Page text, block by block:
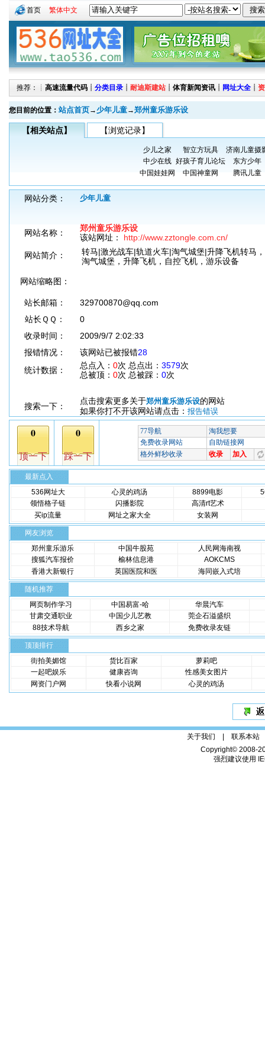
首页 繁体中文
推荐：┊ 高速流量代码 ┊ 分类目录 ┊ 耐迪斯建站 ┊ 体育新闻资讯 ┊ 网址大全 ┊
您目前的位置： 站点首页→少年儿童→郑州童乐游乐设
【相关站点】 【浏览记录】
少儿之家 智立方玩具
济南儿童摄
中少在线 好孩子育儿论坛
东方少年
中国娃娃网
中国神童网 腾讯儿童
网站分类： 少年儿童
网站名称：
郑州童乐游乐设
该站网址： http://www.zztongle.com.cn/
网站简介：
转马|激光战车|轨道火车|淘气城堡|升降飞机转马
淘气城堡，升降飞机，自控飞机，游乐设备
网站缩略图：
站长邮箱：
329700870@qq.com
站长ＱＱ：
0
收录时间：
2009/9/7 2:02:33
报错情况：
该网站已被报错28
统计数据：
总点入： 0次 总点出： 3579次
总被顶： 0次 总被踩： 0次
搜索一下：
点击搜索更多关于郑州童乐游乐设的网站
如果你打不开该网站请点击： 报告错误
最新点入
536网址大
心灵的鸡汤 8899电影
领悟格子链
闪播影院
高清rt艺术
买ip流量
网址之家大全 女装网
网友浏览
郑州童乐游乐
中国牛股苑
人民网海南视
搜狐汽车报价
榆林信息港
AOKCMS
香港大新银行
英国医院和医 海同嵌入式培
随机推荐
网页制作学习
中国易富-哈
华晨汽车
甘肃交通职业
中国少儿艺教
莞企石溢盛织
88技术导航
西乡之家 免费收录友链
顶顶排行
街拍美媚馆
货比百家
萝莉吧
一起吧娱乐
健康咨询
性感美女图片
网资门户网
快看小说网 心灵的鸡汤
关于我们 | 联系本站
Copyright© 2008-
强烈建议使用